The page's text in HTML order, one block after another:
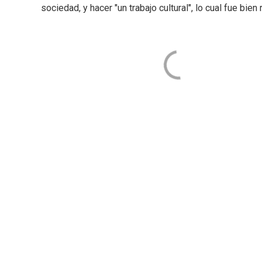
sociedad, y hacer "un trabajo cultural", lo cual fue bien